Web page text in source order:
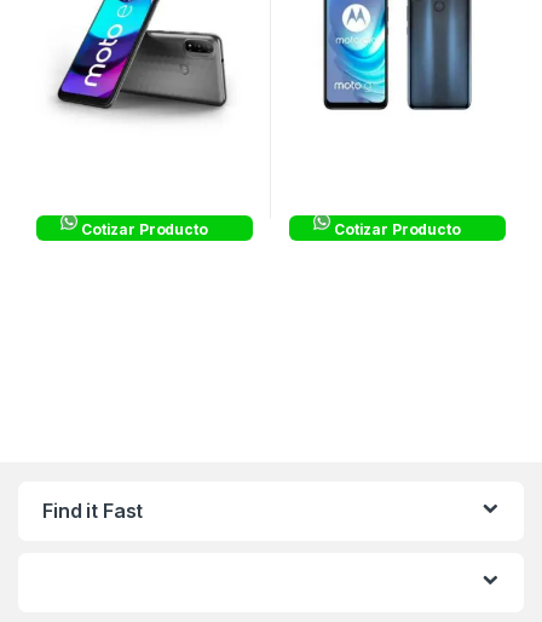
Cotizar Producto Cotizar Producto
Find it Fast